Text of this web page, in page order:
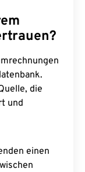
die
und
einen